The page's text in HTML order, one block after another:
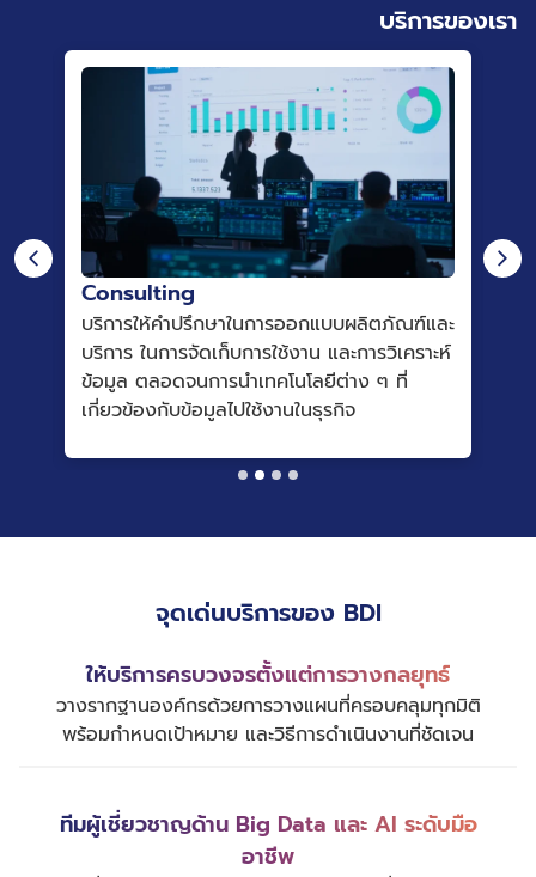
บริการของเรา
Consulting
บริการให้คำปรึกษาในการออกแบบผลิตภัณฑ์และ
บริการ ในการจัดเก็บการใช้งาน และการวิเคราะห์
ข้อมูล ตลอดจนการนำเทคโนโลยีต่าง ๆ ที่
เกี่ยวข้องกับข้อมูลไปใช้งานในธุรกิจ
จุดเด่นบริการของ BDI
ให้บริการครบวงจรตั้งแต่การวางกลยุทธ์
วางรากฐานองค์กรด้วยการวางแผนที่ครอบคลุมทุกมิติ
พร้อมกำหนดเป้าหมาย และวิธีการดำเนินงานที่ชัดเจน
ทีมผู้เชี่ยวชาญด้าน Big Data และ AI ระดับมือ
อาชีพ